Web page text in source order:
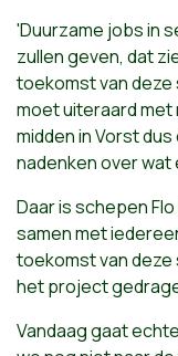
'Duurzame jobs in
zullen geven, dat
toekomst van deze
moet uiteraard
midden in Vorst
nadenken over wat
Daar is schepen
samen met
toekomst van
het project
Vandaag gaat